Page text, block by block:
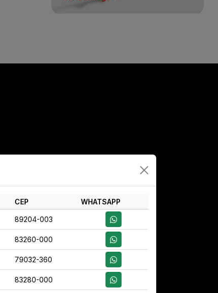
CEP WHATSAPP
89204-003
83260-000
79032-360
83280-000 3+